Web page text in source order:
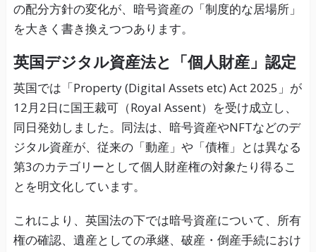
の配分方針の変化が、暗号資産の「制度的な居場所」
を大きく書き換えつつあります。
英国デジタル資産法と「個人財産」認定
英国では「Property (Digital Assets etc) Act 2025」が
12月2日に国王裁可（Royal Assent）を受け成立し、
同日発効しました。同法は、暗号資産やNFTなどのデ
ジタル資産が、従来の「動産」や「債権」とは異なる
第3のカテゴリーとして個人財産権の対象たり得るこ
とを明文化しています。
これにより、英国法の下では暗号資産について、所有
権の確認、遺産としての承継、破産・倒産手続におけ